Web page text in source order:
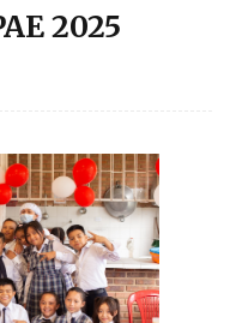
2025